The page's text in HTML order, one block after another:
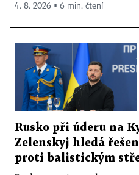
4. 8. 2026 ▪ 6 min. čtení
Rusko při úderu na
Zelenskyj hledá
proti balistickým